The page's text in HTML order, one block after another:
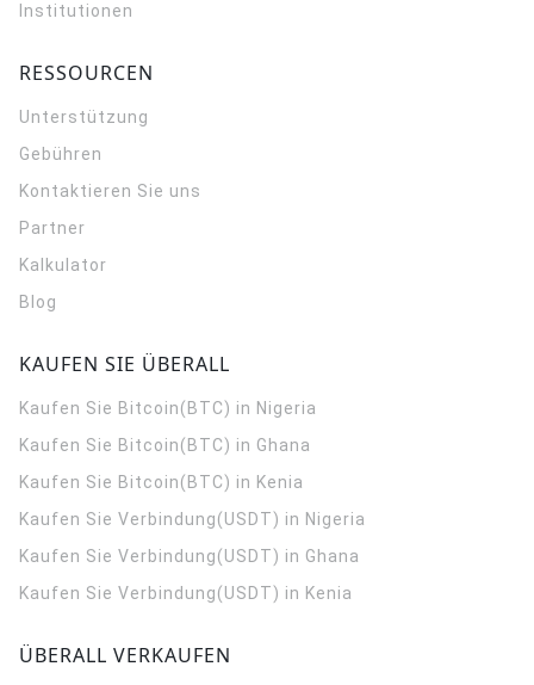
Institutionen
RESSOURCEN
Unterstützung
Gebühren
Kontaktieren Sie uns
Partner
Kalkulator
Blog
KAUFEN SIE ÜBERALL
Kaufen Sie Bitcoin(BTC) in Nigeria
Kaufen Sie Bitcoin(BTC) in Ghana
Kaufen Sie Bitcoin(BTC) in Kenia
Kaufen Sie Verbindung(USDT) in Nigeria
Kaufen Sie Verbindung(USDT) in Ghana
Kaufen Sie Verbindung(USDT) in Kenia
ÜBERALL VERKAUFEN